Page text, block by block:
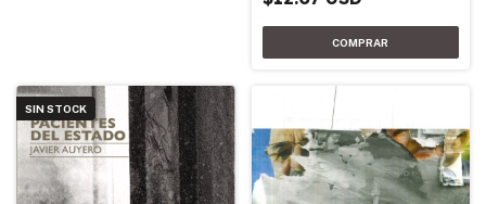
SIN STOCK